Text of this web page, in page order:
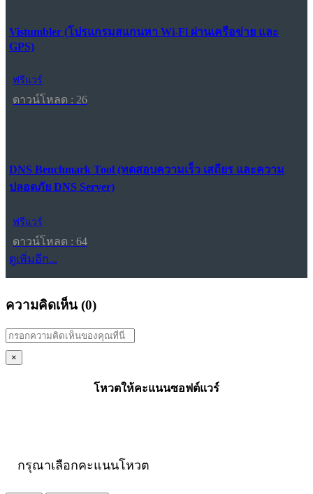
Vistumbler (โปรแกรมสแกนหา Wi-Fi ผ่านเครือข่าย และ
GPS)
ฟรีแวร์
ดาวน์โหลด : 26
DNS Benchmark Tool (ทดสอบความเร็ว เสถียร และความ
ปลอดภัย DNS Server)
ฟรีแวร์
ดาวน์โหลด : 64
ดูเพิ่มอีก...
ความคิดเห็น (0)
×
โหวตให้คะแนนซอฟต์แวร์
กรุณาเลือกคะแนนโหวต